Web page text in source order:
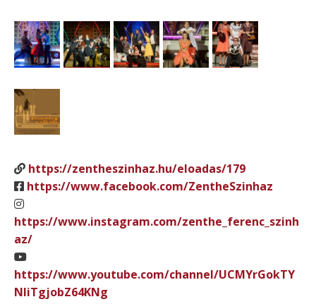
https://zentheszinhaz.hu/eloadas/179
https://www.facebook.com/ZentheSzinhaz
https://www.instagram.com/zenthe_ferenc_szinh
az/
https://www.youtube.com/channel/UCMYrGokTY
NIiTgjobZ64KNg